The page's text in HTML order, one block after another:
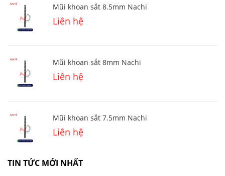
Mũi khoan sắt 8.5mm Nachi
Liên hệ
Mũi khoan sắt 8mm Nachi
Liên hệ
Mũi khoan sắt 7.5mm Nachi
Liên hệ
TIN TỨC MỚI NHẤT